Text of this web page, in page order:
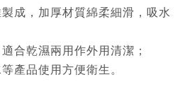
成，加厚材質綿柔細滑，吸水
合乾濕兩用作外用清潔；
產品使用方便衛生。